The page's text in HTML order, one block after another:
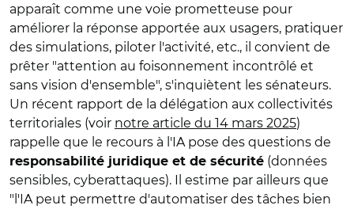
apparaît comme une voie prometteuse pour
améliorer la réponse apportée aux usagers, pratiquer
des simulations, piloter l'activité, etc., il convient de
prêter "attention au foisonnement incontrôlé et
sans vision d'ensemble", s'inquiètent les sénateurs.
Un récent rapport de la délégation aux collectivités
territoriales (voir notre article du 14 mars 2025)
rappelle que le recours à l'IA pose des questions de
responsabilité juridique et de sécurité (données
sensibles, cyberattaques). Il estime par ailleurs que
"l'IA peut permettre d'automatiser des tâches bien